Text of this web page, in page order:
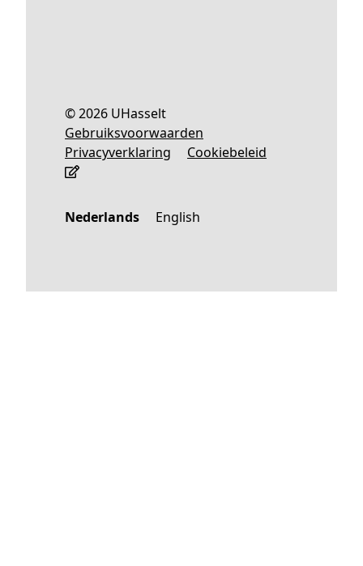
© 2026 UHasselt
Gebruiksvoorwaarden
Privacyverklaring
Cookiebeleid
Nederlands English